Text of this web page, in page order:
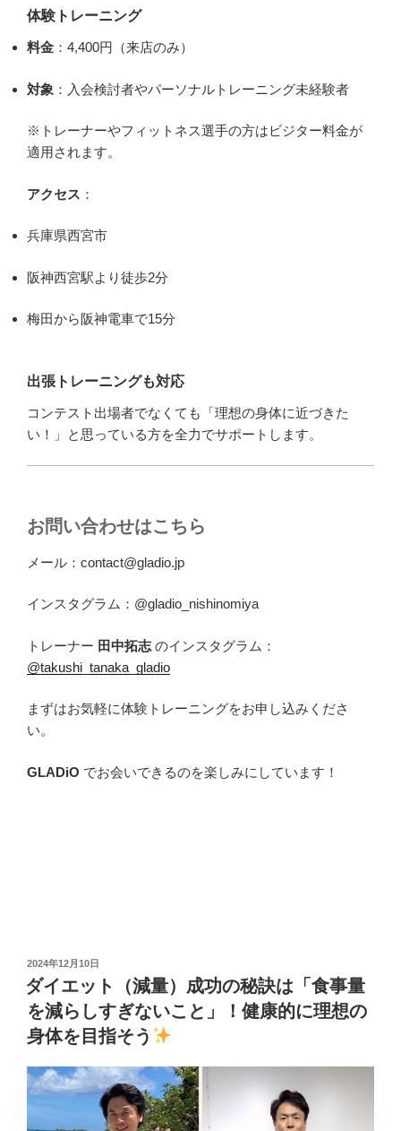
体験トレーニング
料金 ：4,400円（来店のみ）
対象 ：入会検討者やパーソナルトレーニング未経験者
※トレーナーやフィットネス選手の方はビジター料金が
適用されます。
アクセス ：
兵庫県西宮市
阪神西宮駅より徒歩2分
梅田から阪神電車で15分
出張トレーニングも対応
コンテスト出場者でなくても「理想の身体に近づきた
い！」と思っている方を全力でサポートします。
お問い合わせはこちら
メール：contact@gladio.jp
インスタグラム：@gladio_nishinomiya
トレーナー 田中拓志 のインスタグラム：
@takushi_tanaka_gladio
まずはお気軽に体験トレーニングをお申し込みくださ
い。
GLADiO でお会いできるのを楽しみにしています！
投
稿
日:
2024年12月10日
ダイエット（減量）成功の秘訣は「食事量
を減らしすぎないこと」！健康的に理想の
身体を目指そう